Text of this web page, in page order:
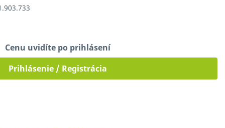
Cenu uvidíte po prihlásení
Prihlásenie / Registrácia